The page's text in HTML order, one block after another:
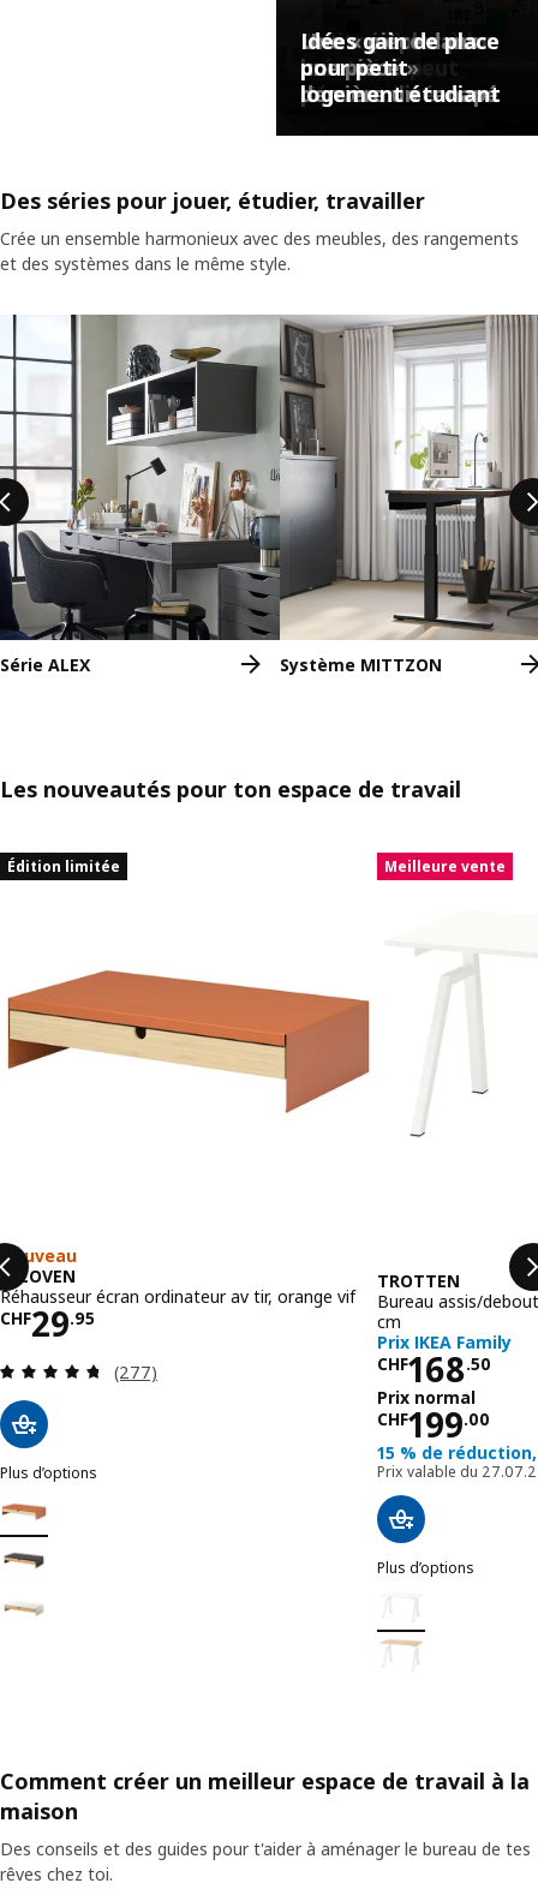
Petite pièce où la
créativité peut
s’épanouir
Idées simples pour
bureau
personnalisé
Une « pièce dans
une pièce »
derrière un canapé
Idées gain de place
pour petit
logement étudiant
Des séries pour jouer, étudier, travailler
Crée un ensemble harmonieux avec des meubles, des rangements
et des systèmes dans le même style.
Ignorer la liste
Série ALEX Système MITTZON
Les nouveautés pour ton espace de travail
Ignorer la liste
Édition limitée
Nouveau
ELLOVEN
Réhausseur écran ordinateur av tir, orange vif
CHF29.95
Prix CHF 29.95
Révision: 4.7 hors de 5 étoiles. Nombre total de
(277)
Plus d’options
Option: ELLOVEN, Réhausseur écran ordinateur av tir, orange vif
Option: ELLOVEN, Réhausseur écran ordinateur av tir, anthracite
Option: ELLOVEN, Réhausseur écran ordinateur av tir, blanc
Meilleure vente
TROTTEN
Bureau assis/
cm
Prix IKEA Family
CHF168.50
Prix CHF
Prix normal
CHF199.00
Prix
15 % de
Prix valable du
Plus d’options
Option:
Option: TROTTEN,
Comment créer un meilleur espace de travail à la
maison
Des conseils et des guides pour t'aider à aménager le bureau de tes
rêves chez toi.